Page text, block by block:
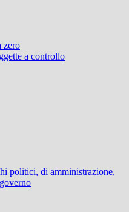
zero
a controllo
politici, di amministrazione,